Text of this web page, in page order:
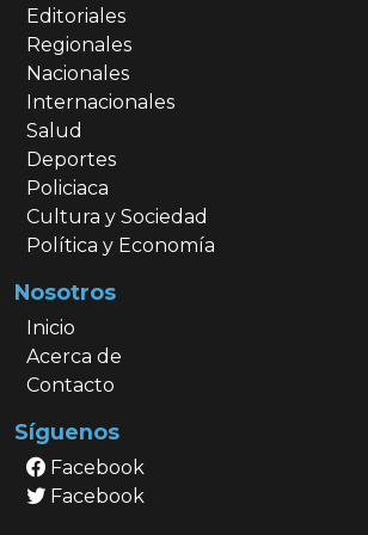
Editoriales
Regionales
Nacionales
Internacionales
Salud
Deportes
Policiaca
Cultura y Sociedad
Política y Economía
Nosotros
Inicio
Acerca de
Contacto
Síguenos
Facebook
Facebook